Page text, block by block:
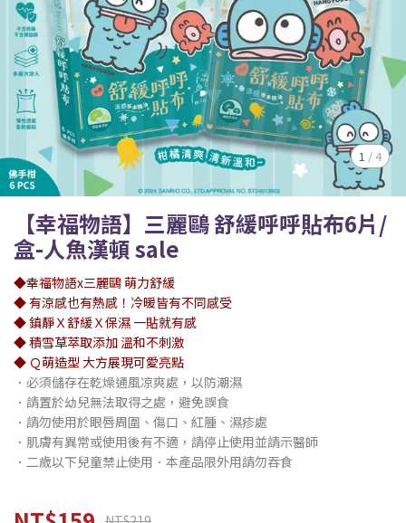
1 / 4
【幸福物語】三麗鷗 舒緩呼呼貼布6片/
盒-人魚漢頓 sale
◆幸福物語x三麗鷗 萌力舒緩
◆ 有涼感也有熱感！冷暖皆有不同感受
◆ 鎮靜Ｘ舒緩Ｘ保濕 一貼就有感
◆ 積雪草萃取添加 溫和不刺激
◆ Ｑ萌造型 大方展現可愛亮點
．必須儲存在乾燥通風凉爽處，以防潮濕
．請置於幼兒無法取得之處，避免誤食
．請勿使用於眼唇周圍、傷口、紅腫、濕疹處
．肌膚有異常或使用後有不適，請停止使用並請示醫師
．二歲以下兒童禁止使用．本產品限外用請勿吞食